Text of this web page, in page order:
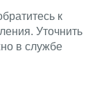
к
Уточнить
в службе